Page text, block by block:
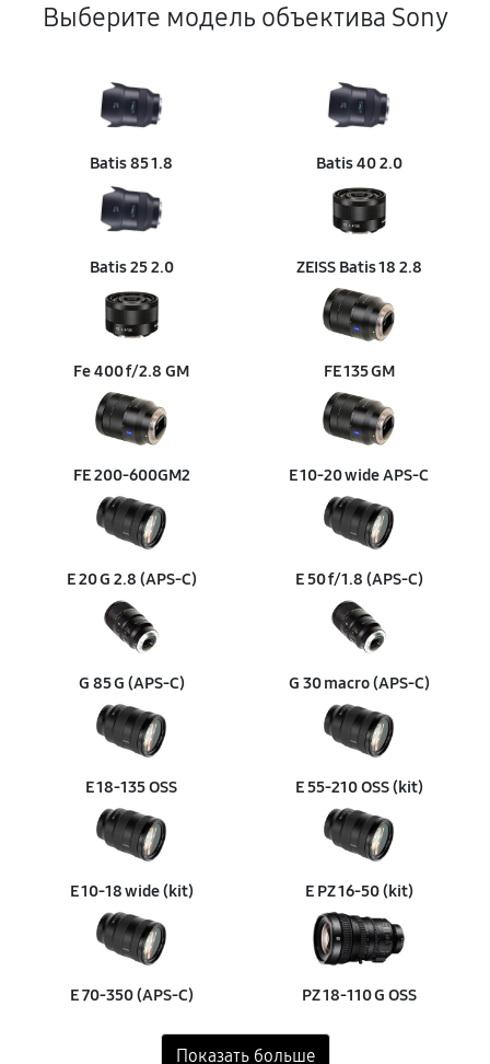
Восстановление после попадания влаги
520 руб 60 минут
Восстановление узла фокусировки
Восстановление переходных шлейфов
850 руб
Замена направляющих
330 руб
Замена светофильтра
590 руб 60 минут
Выберите модель объектива Sony
Batis 85 1.8 Batis 40 2.0
Batis 25 2.0 ZEISS Batis 18 2.8
Fe 400 f/2.8 GM FE 135 GM
FE 200‑600GM2 E 10‑20 wide APS‑C
E 20 G 2.8 (APS‑C) E 50 f/1.8 (APS‑C)
G 85 G (APS‑C) G 30 macro (APS‑C)
E 18‑135 OSS E 55‑210 OSS (kit)
E 10‑18 wide (kit) E PZ 16‑50 (kit)
E 70‑350 (APS‑C) PZ 18‑110 G OSS